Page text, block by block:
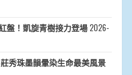
盤！凱旋青樹接力登場 2026-
秀珠墨韻暈染生命最美風景